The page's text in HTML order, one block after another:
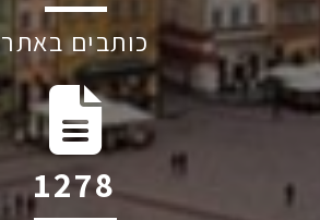
כותבים באתר
1852